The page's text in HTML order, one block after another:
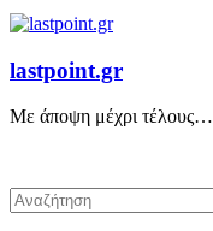
lastpoint.gr
Με άποψη μέχρι τέλους…